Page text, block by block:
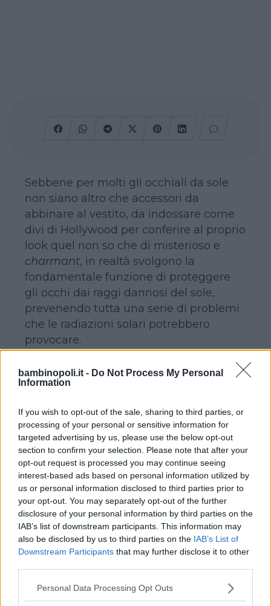
bambinopoli.it - Do Not Process My Personal
Information
If you wish to opt-out of the sale, sharing to third parties, or
processing of your personal or sensitive information for
targeted advertising by us, please use the below opt-out
section to confirm your selection. Please note that after your
opt-out request is processed you may continue seeing
interest-based ads based on personal information utilized by
us or personal information disclosed to third parties prior to
your opt-out. You may separately opt-out of the further
disclosure of your personal information by third parties on the
IAB’s list of downstream participants. This information may
also be disclosed by us to third parties on the IAB’s List of
Downstream Participants that may further disclose it to other
Please note that this website/app uses one or more Google
Personal Data Processing Opt Outs
Sebbene per molti gli occhiali da sole
non siano altro che accessori da
abbinare al vestito, da indossare come
divi di Hollywood per conferire al proprio
look quel non so che di misterioso e
charmant, in realtà svolgono la
fondamentale funzione di proteggere
gli occhi dai raggi dannosi del sole,
prevenendo tutta una serie di problemi
che le radiazioni solari potrebbero
provocare.
base a parametri estetici (forma,
colore…), ma in base alla loro capacità di
quando sono destinati ai più piccoli,
particolarmente soggetti ai rischi che
un’esposizione prolungata al sole
potrebbe comportare.
GLI OCCHIALI DA SOLE DEI BAMBINI
CONSIGLI PER GLI ACQUISTI